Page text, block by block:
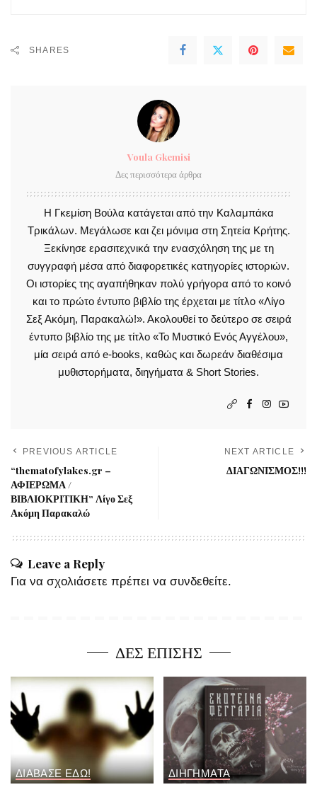
SHARES
Voula Gkemisi
Δες περισσότερα άρθρα
Η Γκεμίση Βούλα κατάγεται από την Καλαμπάκα
Τρικάλων. Μεγάλωσε και ζει μόνιμα στη Σητεία Κρήτης.
Ξεκίνησε ερασιτεχνικά την ενασχόληση της με τη
συγγραφή μέσα από διαφορετικές κατηγορίες ιστοριών.
Οι ιστορίες της αγαπήθηκαν πολύ γρήγορα από το κοινό
και το πρώτο έντυπο βιβλίο της έρχεται με τίτλο «Λίγο
Σεξ Ακόμη, Παρακαλώ!». Ακολουθεί το δεύτερο σε σειρά
έντυπο βιβλίο της με τίτλο «Το Μυστικό Ενός Αγγέλου»,
μία σειρά από e-books, καθώς και δωρεάν διαθέσιμα
μυθιστορήματα, διηγήματα & Short Stories.
PREVIOUS ARTICLE
“thematofylakes.gr –
ΑΦΙΕΡΩΜΑ /
ΒΙΒΛΙΟΚΡΙΤΙΚΗ” Λίγο Σεξ
Ακόμη Παρακαλώ
NEXT ARTICLE
ΔΙΑΓΩΝΙΣΜΟΣ!!!
Leave a Reply
Για να σχολιάσετε πρέπει να συνδεθείτε.
ΔΕΣ ΕΠΙΣΗΣ
ΔΙΑΒΑΣΕ ΕΔΩ! ΔΙΗΓΗΜΑΤΑ